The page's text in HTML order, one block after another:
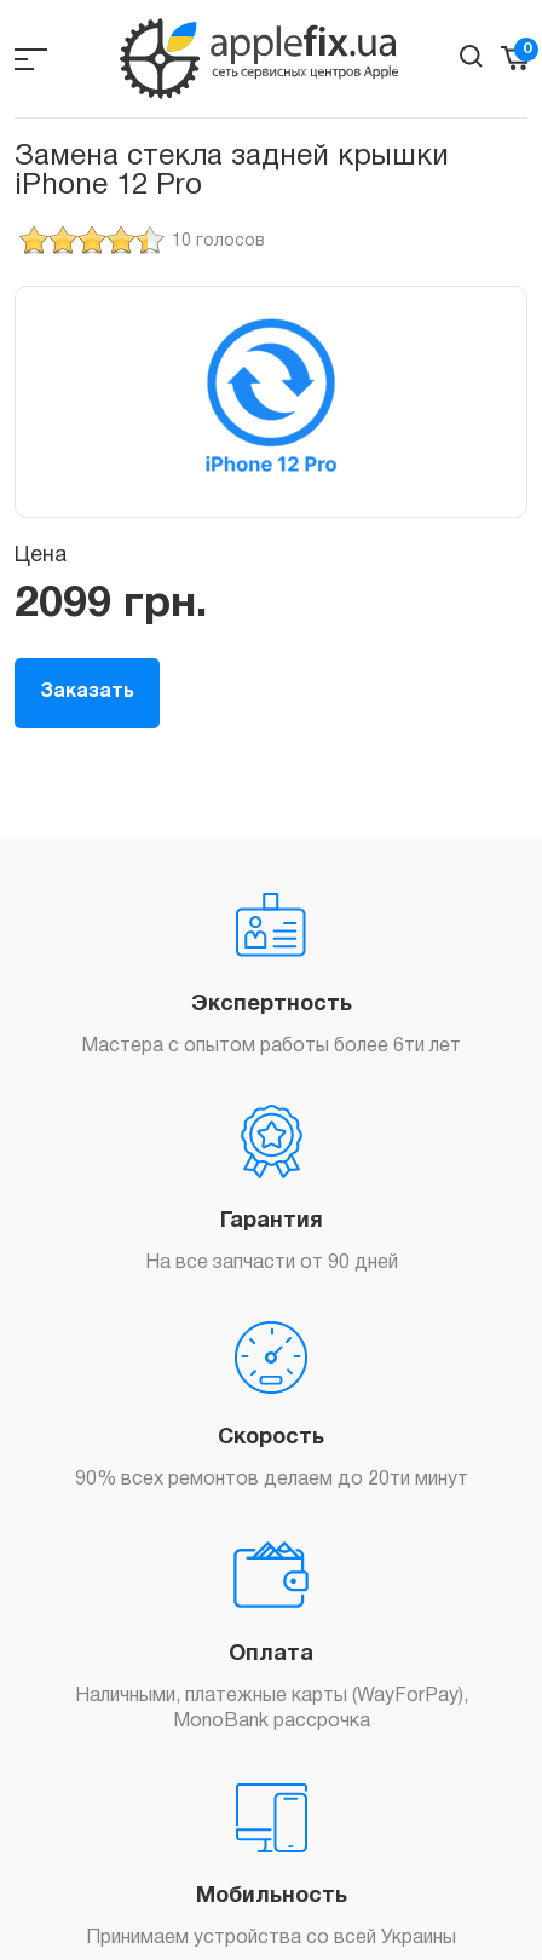
the
0
Замена стекла задней крышки
iPhone 12 Pro
10 голосов
Цена
2099 грн.
Заказать
Экспертность
Мастера с опытом работы более 6ти лет
Гарантия
На все запчасти от 90 дней
Скорость
90% всех ремонтов делаем до 20ти минут
Оплата
Наличными, платежные карты (WayForPay),
MonoBank рассрочка
Мобильность
Принимаем устройства со всей Украины